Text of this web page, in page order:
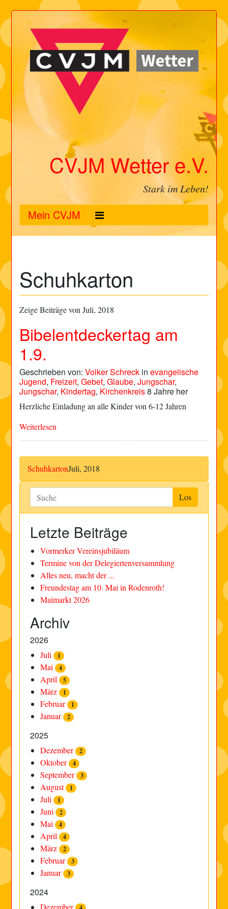
CVJM Wetter e.V.
Stark im Leben!
Mein CVJM
Schuhkarton
Zeige Beiträge von Juli, 2018
Bibelentdeckertag am
1.9.
Geschrieben von:Volker Schreck inevangelische
Jugend, Freizeit,Gebet,Glaube,Jungschar,
Jungschar, Kindertag, Kirchenkreis8 Jahre her
Herzliche Einladung an alle Kinder von 6-12 Jahren
Weiterlesen
SchuhkartonJuli, 2018
Letzte Beiträge
Vormerker Vereinsjubiläum
Termine von der Delegiertenversammlung
Alles neu, macht der ...
Freundestag am 10. Mai in Rodenroth!
Maimarkt 2026
Archiv
2026
Juli 1
Mai 4
April 5
März 1
Februar 1
Januar 2
2025
Dezember 2
Oktober 4
September 3
August 1
Juli 1
Juni 2
Mai 4
April 4
März 2
Februar 3
Januar 3
2024
Dezember